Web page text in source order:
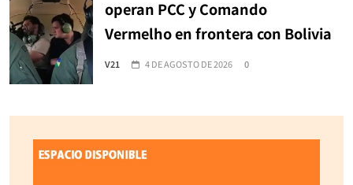
operan PCC y Comando
Vermelho en frontera con Bolivia
V21 4 DE AGOSTO DE 2026 0